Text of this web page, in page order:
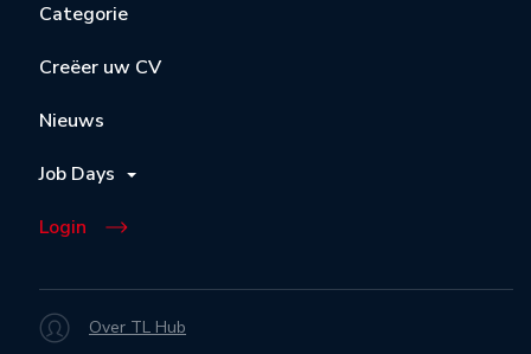
Categorie
Creëer uw CV
Nieuws
Job Days
Login
Over TL Hub